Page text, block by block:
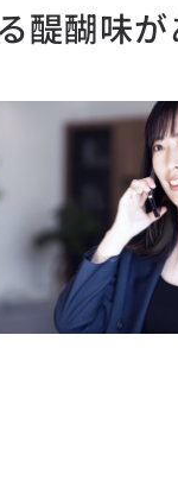
醍醐味が